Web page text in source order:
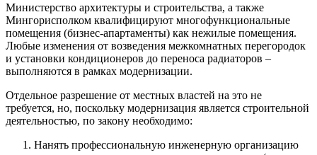
Министерство архитектуры и строительства, а также
Мингорисполком квалифицируют многофункциональные
помещения (бизнес-апартаменты) как нежилые помещения.
Любые изменения от возведения межкомнатных перегородок
и установки кондиционеров до переноса радиаторов –
выполняются в рамках модернизации.
Отдельное разрешение от местных властей на это не
требуется, но, поскольку модернизация является строительной
деятельностью, по закону необходимо:
Нанять профессиональную инженерную организацию